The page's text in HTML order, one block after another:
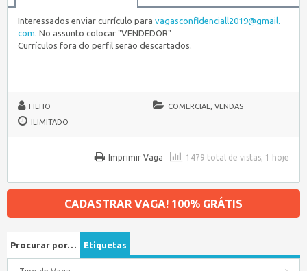
Interessados enviar currículo para vagasconfidenciall2019@gmail.
com. No assunto colocar "VENDEDOR"
Currículos fora do perfil serão descartados.
FILHO
COMERCIAL, VENDAS
ILIMITADO
1479 total de vistas, 1 hoje
Imprimir Vaga
CADASTRAR VAGA! 100% GRÁTIS
Procurar por… Etiquetas